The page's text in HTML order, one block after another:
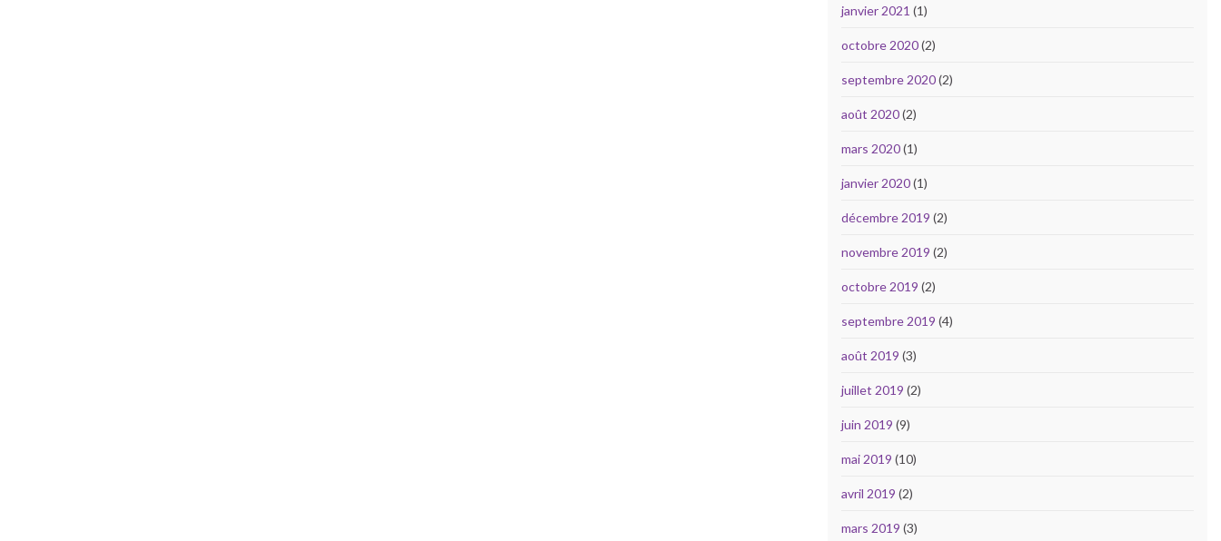
janvier 2021 (1)
octobre 2020(2)
septembre 2020(2)
août 2020(2)
mars 2020(1)
janvier 2020(1)
décembre 2019 (2)
novembre 2019 (2)
octobre 2019 (2)
septembre 2019 (4)
août 2019 (3)
juillet 2019 (2)
juin 2019 (9)
mai 2019 (10)
avril 2019 (2)
mars 2019 (3)